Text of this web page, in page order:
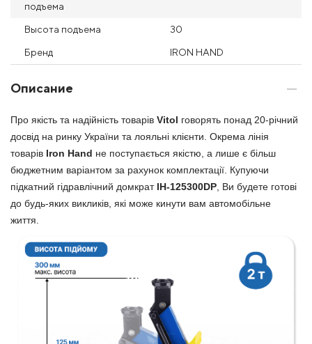
подъема
Высота подъема 30
Бренд IRON HAND
Описание
Про якість та надійність товарів Vitol говорять понад 20-річний
досвід на ринку України та лояльні клієнти. Окрема лінія
товарів Iron Hand не поступається якістю, а лише є більш
бюджетним варіантом за рахунок комплектації. Купуючи
підкатний гідравлічний домкрат IH-125300DP , Ви будете готові
до будь-яких викликів, які може кинути вам автомобільне
життя.